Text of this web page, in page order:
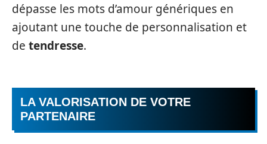
dépasse les mots d’amour génériques en
ajoutant une touche de personnalisation et
de tendresse.
LA VALORISATION DE VOTRE
PARTENAIRE